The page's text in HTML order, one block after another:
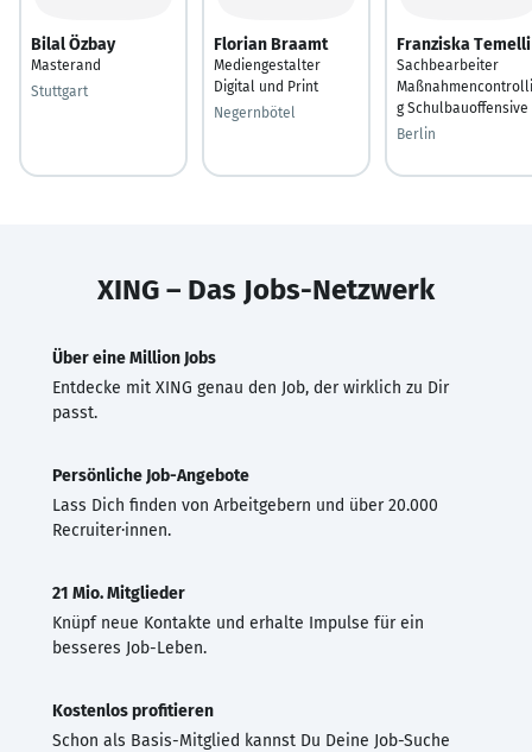
Bilal Özbay
Masterand
Stuttgart
Florian Braamt
Mediengestalter
Digital und Print
Negernbötel
Franziska Temelli
Sachbearbeiter
g Schulbauoffensive
Berlin
XING – Das Jobs-Netzwerk
Über eine Million Jobs
Entdecke mit XING genau den Job, der wirklich zu Dir
passt.
Persönliche Job-Angebote
Lass Dich finden von Arbeitgebern und über 20.000
Recruiter·innen.
21 Mio. Mitglieder
Knüpf neue Kontakte und erhalte Impulse für ein
besseres Job-Leben.
Kostenlos profitieren
Schon als Basis-Mitglied kannst Du Deine Job-Suche